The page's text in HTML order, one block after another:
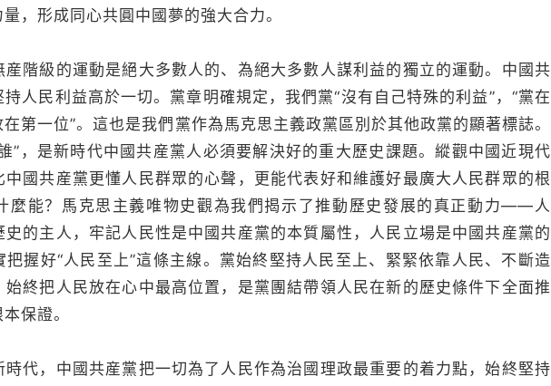
，形成同心共圓中國夢的強大合力。
階級的運動是絕大多數人的、為絕大多數人謀利益的獨立的運動。中國共
人民利益高於一切。黨章明確規定，我們黨“沒有自己特殊的利益”，“黨在
第一位”。這也是我們黨作為馬克思主義政黨區別於其他政黨的顯著標誌。
”，是新時代中國共産黨人必須要解決好的重大歷史課題。縱觀中國近現代
中國共産黨更懂人民群眾的心聲，更能代表好和維護好最廣大人民群眾的根
麼能？馬克思主義唯物史觀為我們揭示了推動歷史發展的真正動力——人
的主人，牢記人民性是中國共産黨的本質屬性，人民立場是中國共産黨的
握好“人民至上”這條主線。黨始終堅持人民至上、緊緊依靠人民、不斷造
終把人民放在心中最高位置，是黨團結帶領人民在新的歷史條件下全面推
保證。
代，中國共産黨把一切為了人民作為治國理政最重要的着力點，始終堅持